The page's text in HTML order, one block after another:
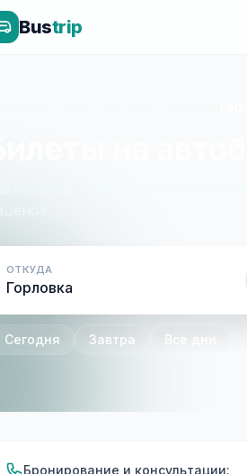
Bustrip
ОТКУДА
Сегодня Завтра Все дни
Бронирование и консультации: